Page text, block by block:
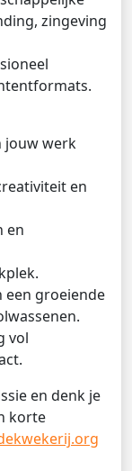
zingeving
jouw werk
en
en
een groeiende
vol
en denk je
korte